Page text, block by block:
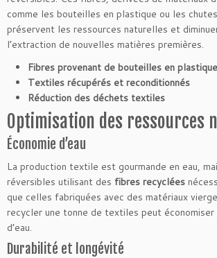
comme les bouteilles en plastique ou les
préservent les ressources naturelles et
l’extraction de nouvelles matières premières.
Fibres provenant de bouteilles en plastique
Textiles récupérés et reconditionnés
Réduction des déchets textiles
Optimisation des ressources
Économie d’eau
La production textile est gourmande en eau,
réversibles utilisant des fibres recyclées
que celles fabriquées avec des matériaux
recycler une tonne de textiles peut économiser
d’eau.
Durabilité et longévité